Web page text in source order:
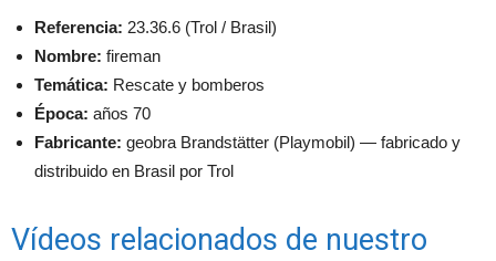
Referencia: 23.36.6 (Trol / Brasil)
Nombre: fireman
Temática: Rescate y bomberos
Época: años 70
Fabricante: geobra Brandstätter (Playmobil) — fabricado y
distribuido en Brasil por Trol
Vídeos relacionados de nuestro